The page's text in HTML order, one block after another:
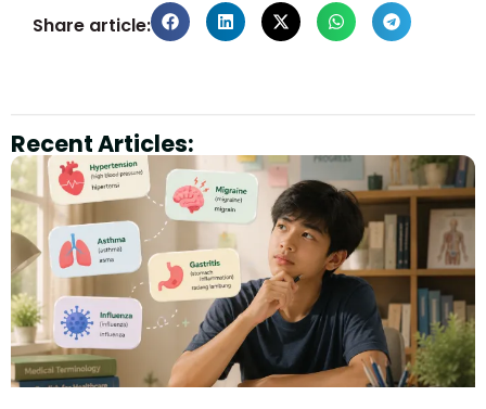
Share article:
Recent Articles: